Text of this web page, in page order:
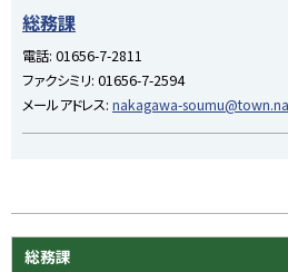
プ
に
戻
総務課
電話: 01656-7-2811
ファクシミリ: 01656-7-2594
メールアドレス: nakagawa-
ッ
サ
総務課